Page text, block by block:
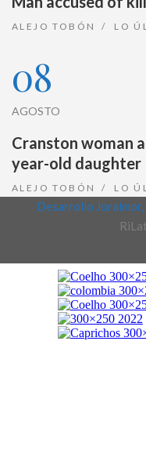
ALEJO TOBÓN LO
08
AGOSTO
Cranston woman
year-old daughter
ALEJO TOBÓN LO
Desarrollo